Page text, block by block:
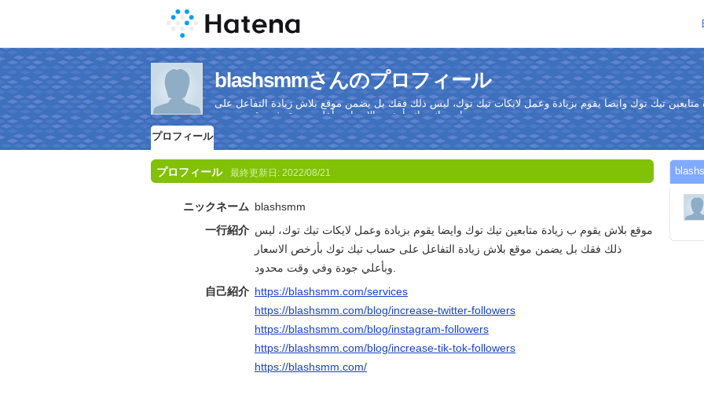
blashsmmさんのプロフィール
تيك توك وايضا يقوم بزيادة وعمل لايكات تيك توك، ليس ذلك فقك بل يضمن موقع بلاش زيادة التفاعل على
حساب تيك توك بأرخص الاسعار وبأعلي جودة وفي وقت محدود.
プロフィール
プロフィール 最終更新日: 2022/08/21
ニックネーム blashsmm
一行紹介 موقع بلاش يقوم ب زيادة متابعين تيك توك وايضا يقوم بزيادة وعمل لايكات تيك توك، ليس
ذلك فقك بل يضمن موقع بلاش زيادة التفاعل على حساب تيك توك بأرخص الاسعار
وبأعلي جودة وفي وقت محدود.
自己紹介 https://blashsmm.com/services
https://blashsmm.com/blog/increase-twitter-followers
https://blashsmm.com/blog/instagram-followers
https://blashsmm.com/blog/increase-tik-tok-followers
https://blashsmm.com/